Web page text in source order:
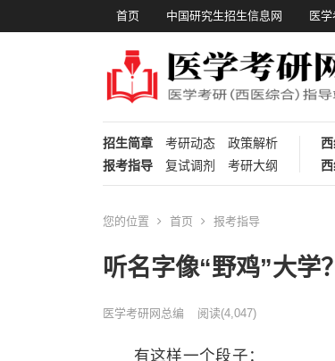
首页 中国研究生招生信息网 医
招生简章 考研动态
政策解析
报考指导
复试调剂 考研大纲
您的位置 首页 报考指导
听名字像“野鸡”大学
医学考研网总编 阅读(4,047)
有这样一个段子：